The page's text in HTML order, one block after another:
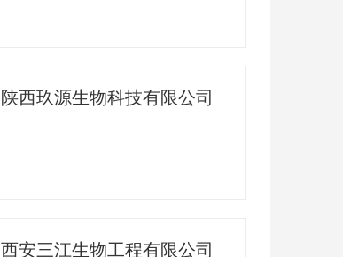
陕西玖源生物科技有限公司
西安三江生物工程有限公司